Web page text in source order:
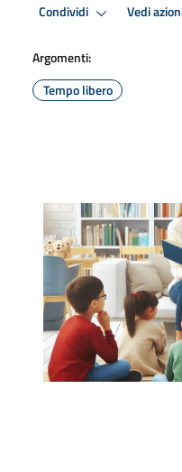
Condividi Vedi
Argomenti:
Tempo libero